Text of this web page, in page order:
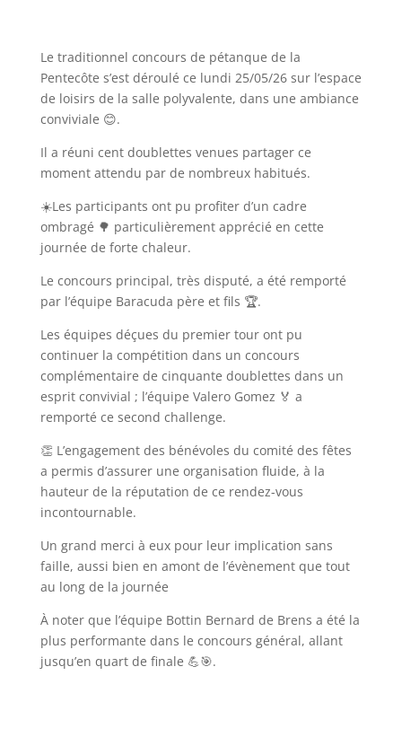
Le traditionnel concours de pétanque de la
Pentecôte s’est déroulé ce lundi 25/05/26 sur l’espace
de loisirs de la salle polyvalente, dans une ambiance
conviviale 😊.
Il a réuni cent doublettes venues partager ce
moment attendu par de nombreux habitués.
☀️Les participants ont pu profiter d’un cadre
ombragé 🌳 particulièrement apprécié en cette
journée de forte chaleur.
Le concours principal, très disputé, a été remporté
par l’équipe Baracuda père et fils 🏆.
Les équipes déçues du premier tour ont pu
continuer la compétition dans un concours
complémentaire de cinquante doublettes dans un
esprit convivial ; l’équipe Valero Gomez 🏅 a
remporté ce second challenge.
👏 L’engagement des bénévoles du comité des fêtes
a permis d’assurer une organisation fluide, à la
hauteur de la réputation de ce rendez-vous
incontournable.
Un grand merci à eux pour leur implication sans
faille, aussi bien en amont de l’évènement que tout
au long de la journée
À noter que l’équipe Bottin Bernard de Brens a été la
plus performante dans le concours général, allant
jusqu’en quart de finale 💪🎯.